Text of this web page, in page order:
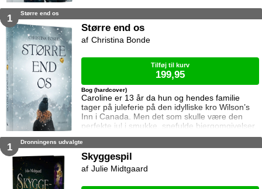
har 60-års-jubilæum, og både Jonathans
for at fejre det. Men julestress påvirker
Caroline, forholdet til Jonathan bliver anspændt,
og da hun læser kroens gamle gæstebøger, gør
1 Større end os
Større end os
Caroline er 13 år da hun og hendes familie
tager på juleferie på den idylliske kro Wilson’s
Inn i Canada. Men det som skulle være den
perfekte jul i smukke, snefulde bjergomgivelser,
bliver hurtigt til rædsel da hun og familien
fanges i en lavine, og lillebroren dør. Efter
ulykken falder Carolines verden fra hinanden.
Hendes far begynder at drikke, og moren får en
depression. Caroline udvikler angst og lukker
Bog (hardcover)
Christina Bonde
Tilføj til kurv
199,95
1 Dronningens udvalgte
Skyggespil
Julie Midtgaard